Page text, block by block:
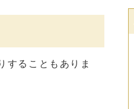
することもありま